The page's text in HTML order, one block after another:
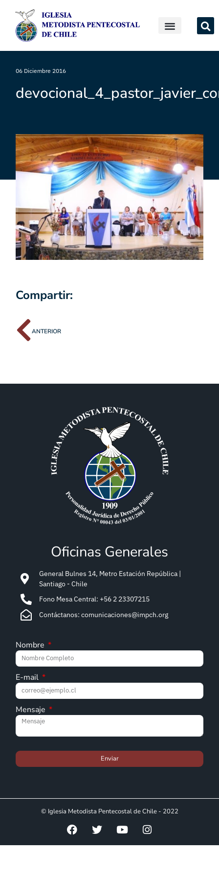
06 Diciembre 2016
Compartir:
ANTERIOR
Oficinas Generales
General Bulnes 14, Metro Estación República |
Santiago - Chile
Fono Mesa Central: +56 2 23307215
Contáctanos: comunicaciones@impch.org
Nombre
E-mail
Mensaje
Enviar
© Iglesia Metodista Pentecostal de Chile - 2022